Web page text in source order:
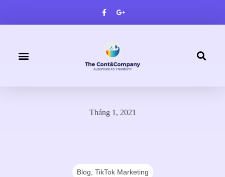
Tháng 1, 2021
Blog, TikTok Marketing